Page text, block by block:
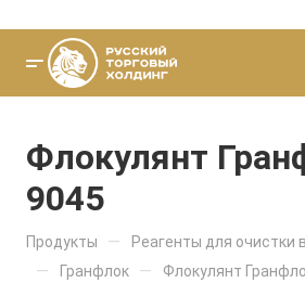
Флокулянт
9045
Продукты — Реагенты для очистки
— Гранфлок — Флокулянт